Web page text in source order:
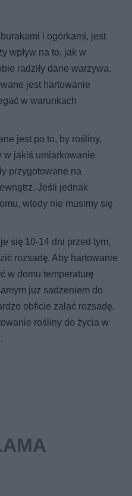
i ogórkami, jest
wpływ na to, jak w
radziły dane warzywa.
jest hartowanie
w warunkach
jest po to, by rośliny,
w jakiś umiarkowanie
przygotowane na
Jeśli jednak
wtedy nie musimy się
się 10-14 dni przed tym,
rozsadę. Aby hartowanie
w domu temperaturę
już sadzeniem do
obficie zalać rozsadę.
rośliny do życia w